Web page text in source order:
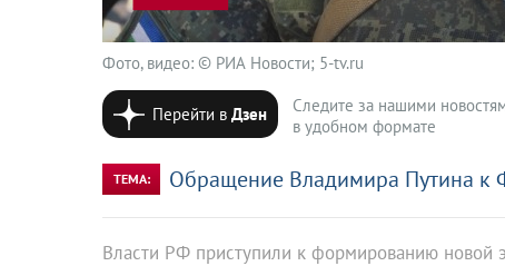
Фото, видео: © РИА Новости; 5-tv.ru
Перейти вДзен
Следите за нашими
в удобном формате
ТЕМА: Обращение Владимира Путина к
Власти РФ приступили к формированию новой